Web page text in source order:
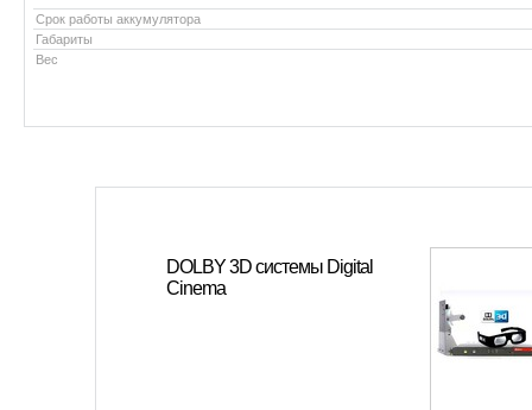
Срок работы аккумулятора
Габариты
Вес
DOLBY 3D системы Digital
Cinema